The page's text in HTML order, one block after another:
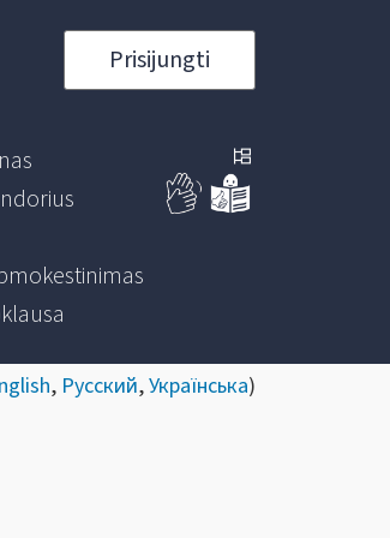
Prisijungti
, Русский,Українська)